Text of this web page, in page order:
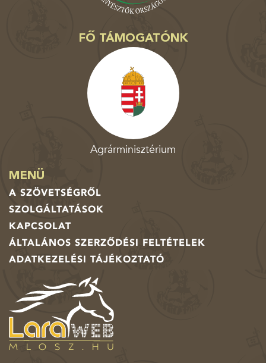
FŐ TÁMOGATÓNK
Agrárminisztérium
MENÜ
A SZÖVETSÉGRŐL
SZOLGÁLTATÁSOK
KAPCSOLAT
ÁLTALÁNOS SZERZŐDÉSI FELTÉTELEK
ADATKEZELÉSI TÁJÉKOZTATÓ